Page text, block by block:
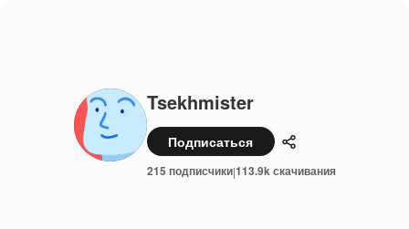
Tsekhmister
Подписаться Поделиться
215 подписчики|113.9k скачивания